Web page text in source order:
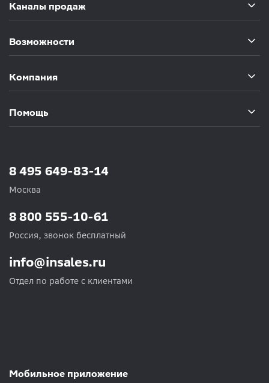
Каналы продаж
Возможности
Компания
Помощь
8 495 649-83-14
Москва
info@insales.ru
Отдел по работе с клиентами
8 800 555-10-61
Россия, звонок бесплатный
Мобильное приложение